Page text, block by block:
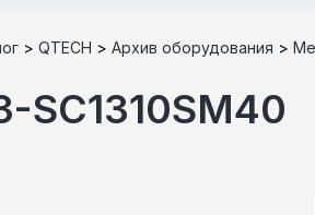
> QTECH > Архив оборудования >
SC1310SM40